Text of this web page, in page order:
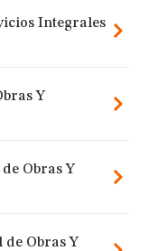
Integrales
Y
Obras Y
Obras Y